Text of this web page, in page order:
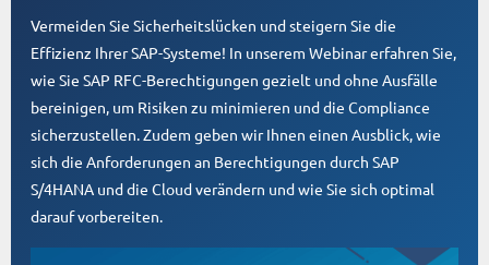
Vermeiden Sie Sicherheitslücken und steigern Sie die
Effizienz Ihrer SAP-Systeme! In unserem Webinar erfahren Sie,
wie Sie SAP RFC-Berechtigungen gezielt und ohne Ausfälle
bereinigen, um Risiken zu minimieren und die Compliance
sicherzustellen. Zudem geben wir Ihnen einen Ausblick, wie
sich die Anforderungen an Berechtigungen durch SAP
S/4HANA und die Cloud verändern und wie Sie sich optimal
darauf vorbereiten.